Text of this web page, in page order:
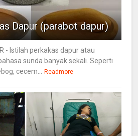
Dapur (parabot dapur)
- Istilah perkakas dapur atau
sunda banyak sekali. Seperti
cecem...
Readmore